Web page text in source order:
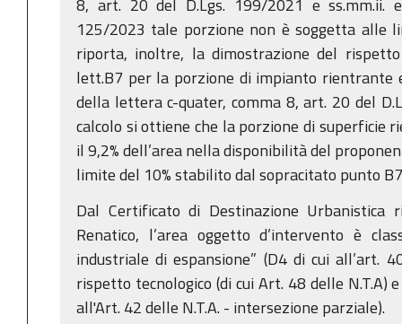
125/2023 tale porzione non è soggetta alle
riporta, inoltre, la dimostrazione del
lett.B7 per la porzione di impianto rientrante
della lettera c-quater, comma 8, art. 20 del
calcolo si ottiene che la porzione di superficie
il 9,2% dell’area nella disponibilità del
limite del 10% stabilito dal sopracitato punto
Dal Certificato di Destinazione Urbanistica
Renatico, l’area oggetto d’intervento è
industriale di espansione” (D4 di cui all’art.
rispetto tecnologico (di cui Art. 48 delle N.T.A)
all'Art. 42 delle N.T.A. - intersezione parziale).